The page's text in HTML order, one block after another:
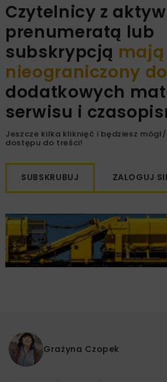
Czytelnicy z
prenumeratą lub
subskrypcją mają
nieograniczony
dodatkowych
serwisu i
Jeszcze kilka kliknięć i będziesz
dostępu do treści!
SUBSKRUBUJ ZALOGUJ
Grażyna Czopek